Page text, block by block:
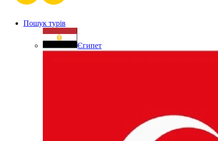
Пошук турів
Єгипет